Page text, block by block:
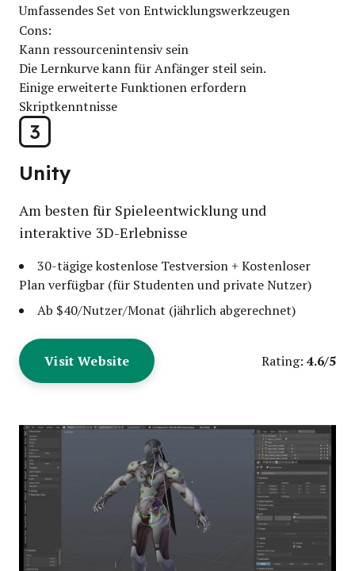
3
Unity
Am besten für Spieleentwicklung und
interaktive 3D-Erlebnisse
30-tägige kostenlose Testversion + Kostenloser
Plan verfügbar (für Studenten und private Nutzer)
Ab $40/Nutzer/Monat (jährlich abgerechnet)
Visit Website Rating: 4.6/5
Umfassendes Set von Entwicklungswerkzeugen
Cons:
Kann ressourcenintensiv sein
Die Lernkurve kann für Anfänger steil sein.
Einige erweiterte Funktionen erfordern
Skriptkenntnisse